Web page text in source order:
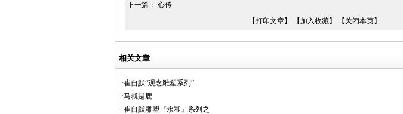
下一篇： 心传
【打印文章】
【加入收藏】 【关闭本页】
相关文章
·崔自默“观念雕塑系列”
·马就是鹿
·崔自默雕塑『永和』系列之